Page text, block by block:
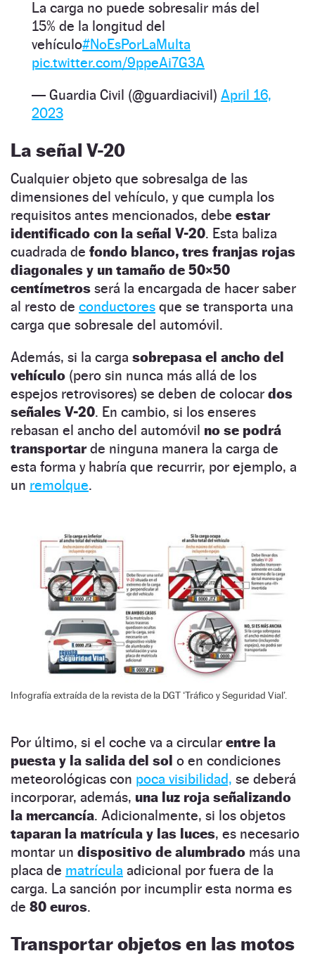
La carga no puede sobresalir más del
15% de la longitud del
vehículo#NoEsPorLaMulta
pic.twitter.com/9ppeAi7G3A
— Guardia Civil (@guardiacivil) April 16,
2023
La señal V-20
Cualquier objeto que sobresalga de las
dimensiones del vehículo, y que cumpla los
requisitos antes mencionados, debe estar
identificado con la señal V-20. Esta baliza
cuadrada de fondo blanco, tres franjas rojas
diagonales y un tamaño de 50×50
centímetros será la encargada de hacer saber
al resto de conductores que se transporta una
carga que sobresale del automóvil.
Además, si la carga sobrepasa el ancho del
vehículo (pero sin nunca más allá de los
espejos retrovisores) se deben de colocar dos
señales V-20. En cambio, si los enseres
rebasan el ancho del automóvil no se podrá
transportarde ninguna manera la carga de
esta forma y habría que recurrir, por ejemplo, a
un remolque.
Infografía extraída de la revista de la DGT ‘Tráfico y Seguridad Vial’.
Por último, si el coche va a circular entre la
puesta y la salida del sol o en condiciones
meteorológicas con poca visibilidad, se deberá
incorporar, además, una luz roja señalizando
la mercancía. Adicionalmente, si los objetos
taparan la matrícula y las luces, es necesario
montar un dispositivo de alumbrado más una
placa de matrícula adicional por fuera de la
carga. La sanción por incumplir esta norma es
de 80 euros.
Transportar objetos en las motos